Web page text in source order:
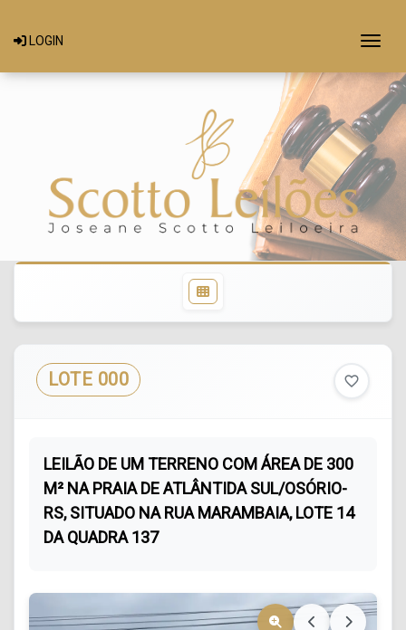
LOGIN
LOTE 000 favorite_border
LEILÃO DE UM TERRENO COM ÁREA DE 300
M² NA PRAIA DE ATLÂNTIDA SUL/OSÓRIO-
RS, SITUADO NA RUA MARAMBAIA, LOTE 14
DA QUADRA 137